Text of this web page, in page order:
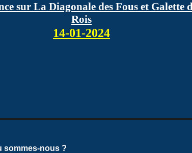
sur La Diagonale des Fous et Galette
Rois
14-01-2024
sommes-nous ?